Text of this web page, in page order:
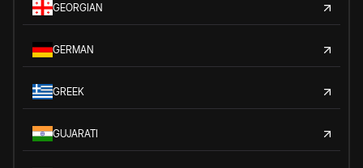
GEORGIAN
GERMAN
GREEK
GUJARATI